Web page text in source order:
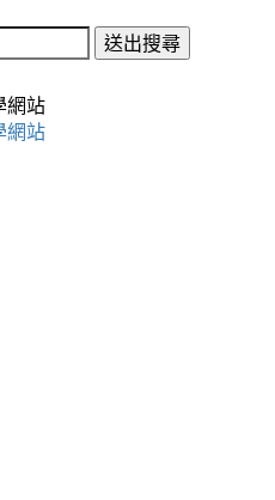
送出搜尋
網站
網站